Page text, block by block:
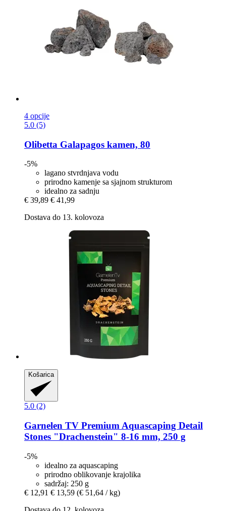
4 opcije
5.0 (5)
Olibetta Galapagos kamen, 80
-5%
lagano stvrdnjava vodu
prirodno kamenje sa sjajnom strukturom
idealno za sadnju
€ 39,89 € 41,99
Dostava do 13. kolovoza
Košarica
5.0 (2)
Garnelen TV Premium Aquascaping Detail
Stones "Drachenstein" 8-​16 mm, 250 g
-5%
idealno za aquascaping
prirodno oblikovanje krajolika
sadržaj: 250 g
€ 12,91 € 13,59 (€ 51,64 / kg)